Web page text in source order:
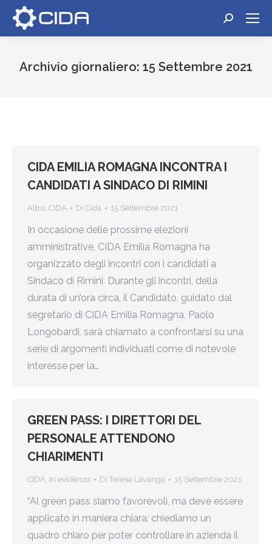
Cerca:
Archivio giornaliero: 15 Settembre 2021
CIDA EMILIA ROMAGNA INCONTRA I
CANDIDATI A SINDACO DI RIMINI
Altro, CIDA Di Cida 15 Settembre 2021
In occasione delle prossime elezioni
amministrative, CIDA Emilia Romagna ha
organizzato degli incontri con i candidati a
Sindaco di Rimini. Durante gli incontri, della
durata di un’ora circa, il Candidato, guidato dal
segretario di CIDA Emilia Romagna, Paolo
Longobardi, sarà chiamato a confrontarsi su una
serie di argomenti individuati come di notevole
interesse per la…
GREEN PASS: I DIRETTORI DEL
PERSONALE ATTENDONO
CHIARIMENTI
CIDA, In evidenza Di Teresa Lavanga 15 Settembre 2021
“Al green pass siamo favorevoli, ma deve essere
applicato in maniera chiara: chiediamo un
quadro chiaro per poter controllare in azienda il